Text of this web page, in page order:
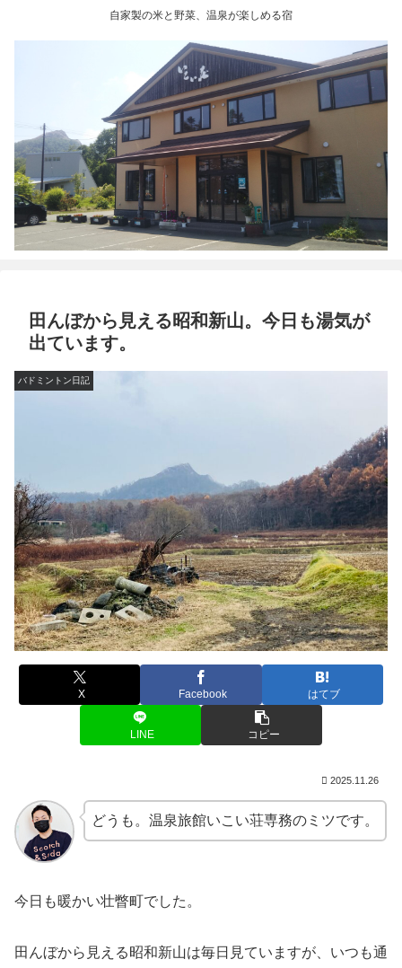
自家製の米と野菜、温泉が楽しめる宿
田んぼから見える昭和新山。今日も湯気が
出ています。
バドミントン日記
X Facebook はてブ
LINE コピー
2025.11.26
どうも。温泉旅館いこい荘専務のミツです。
今日も暖かい壮瞥町でした。
田んぼから見える昭和新山は毎日見ていますが、いつも通